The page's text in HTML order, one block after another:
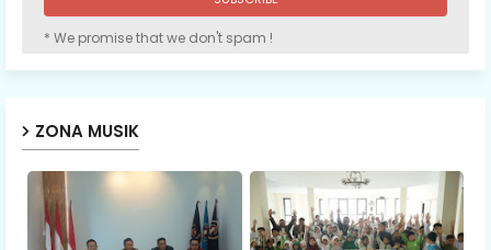
* We promise that we don't spam !
ZONA MUSIK